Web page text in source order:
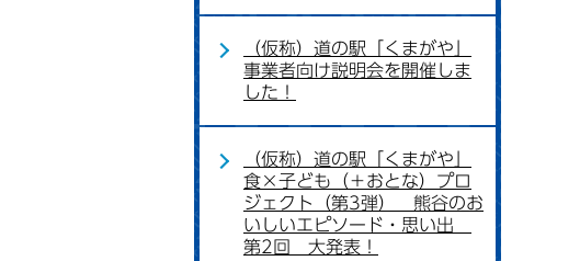
（仮称）道の駅「くまがや」
事業者向け説明会を開催しま
した！
（仮称）道の駅「くまがや」
食×子ども（＋おとな）プロ
ジェクト（第3弾） 熊谷のお
いしいエピソード・思い出
第2回 大発表！